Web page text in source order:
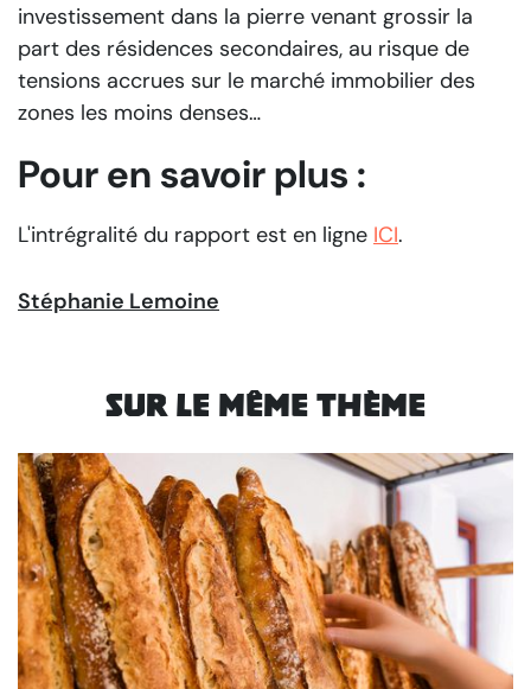
investissement dans la pierre venant grossir la
part des résidences secondaires, au risque de
tensions accrues sur le marché immobilier des
zones les moins denses…
Pour en savoir plus :
L'intrégralité du rapport est en ligne ICI.
Stéphanie Lemoine
Sur le même thème